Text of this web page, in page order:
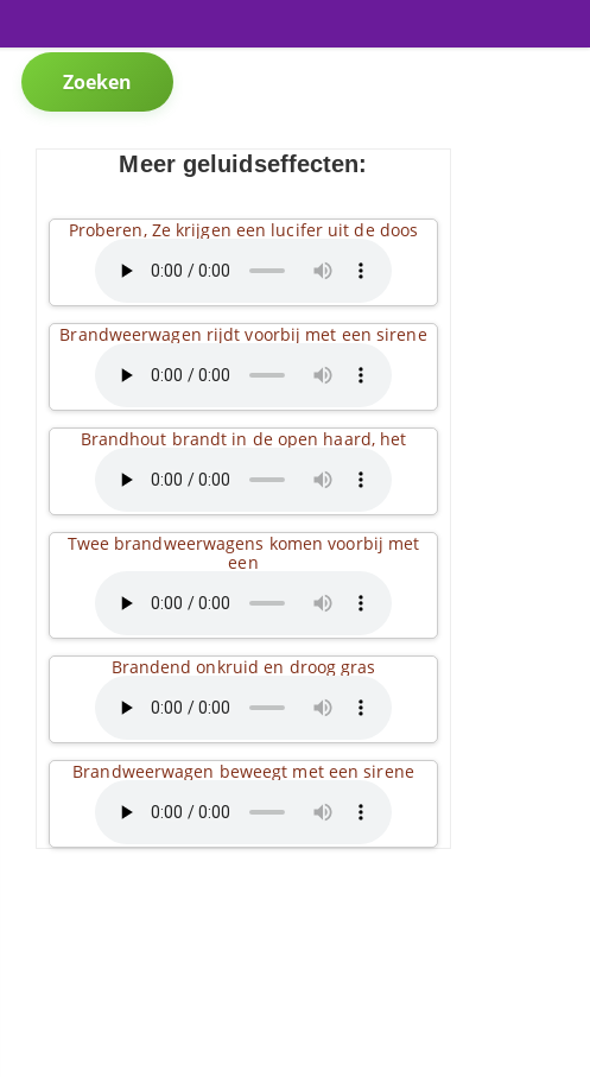
Zoeken
Meer geluidseffecten:
Proberen, Ze krijgen een lucifer uit de doos
Brandweerwagen rijdt voorbij met een sirene
Brandhout brandt in de open haard, het
Twee brandweerwagens komen voorbij met
een
Brandend onkruid en droog gras
Brandweerwagen beweegt met een sirene